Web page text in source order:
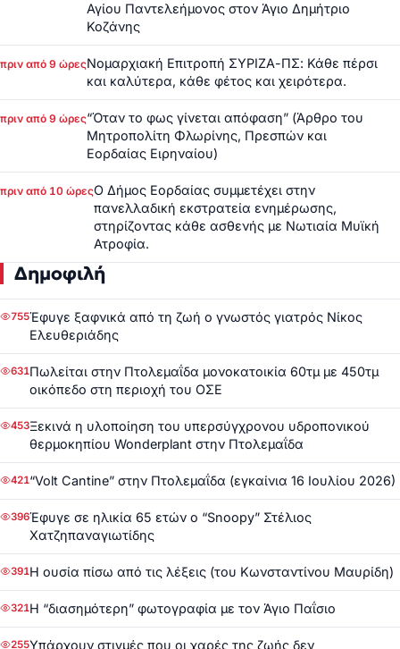
Αγίου Παντελεήμονος στον Άγιο Δημήτριο
Κοζάνης
πριν από 9 ώρεςΝομαρχιακή Επιτροπή ΣΥΡΙΖΑ-ΠΣ: Κάθε πέρσι
και καλύτερα, κάθε φέτος και χειρότερα.
πριν από 9 ώρες“Όταν το φως γίνεται απόφαση” (Άρθρο του
Μητροπολίτη Φλωρίνης, Πρεσπών και
Εορδαίας Ειρηναίου)
πριν από 10 ώρεςΟ Δήμος Εορδαίας συμμετέχει στην
πανελλαδική εκστρατεία ενημέρωσης,
στηρίζοντας κάθε ασθενής με Νωτιαία Μυϊκή
Ατροφία.
Δημοφιλή
755Έφυγε ξαφνικά από τη ζωή ο γνωστός γιατρός Νίκος
Ελευθεριάδης
631Πωλείται στην Πτολεμαΐδα μονοκατοικία 60τμ με 450τμ
οικόπεδο στη περιοχή του ΟΣΕ
453Ξεκινά η υλοποίηση του υπερσύγχρονου υδροπονικού
θερμοκηπίου Wonderplant στην Πτολεμαΐδα
421“Volt Cantine” στην Πτολεμαΐδα (εγκαίνια 16 Ιουλίου 2026)
396Έφυγε σε ηλικία 65 ετών ο “Snoopy” Στέλιος
Χατζηπαναγιωτίδης
391Η ουσία πίσω από τις λέξεις (του Κωνσταντίνου Μαυρίδη)
321Η “διασημότερη” φωτογραφία με τον Άγιο Παΐσιο
255Υπάρχουν στιγμές που οι χαρές της ζωής δεν